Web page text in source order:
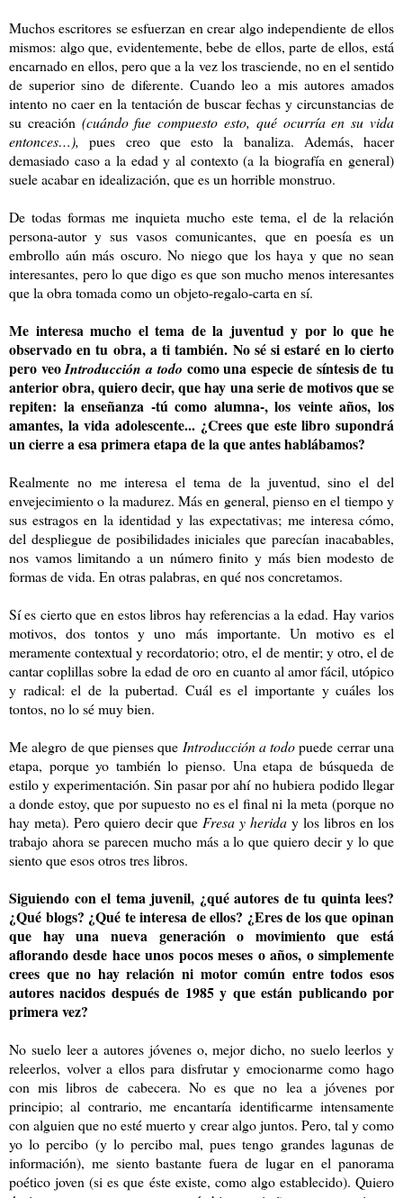
Muchos escritores se esfuerzan en crear algo independiente de ellos
mismos: algo que, evidentemente, bebe de ellos, parte de ellos, está
encarnado en ellos, pero que a la vez los trasciende, no en el sentido
de superior sino de diferente. Cuando leo a mis autores amados
intento no caer en la tentación de buscar fechas y circunstancias de
su creación (cuándo fue compuesto esto, qué ocurría en su vida
entonces…), pues creo que esto la banaliza. Además, hacer
demasiado caso a la edad y al contexto (a la biografía en general)
suele acabar en idealización, que es un horrible monstruo.
De todas formas me inquieta mucho este tema, el de la relación
persona-autor y sus vasos comunicantes, que en poesía es un
embrollo aún más oscuro. No niego que los haya y que no sean
interesantes, pero lo que digo es que son mucho menos interesantes
que la obra tomada como un objeto-regalo-carta en sí.
Me interesa mucho el tema de la juventud y por lo que he
observado en tu obra, a ti también. No sé si estaré en lo cierto
pero veoIntroducción a todo como una especie de síntesis de tu
anterior obra, quiero decir, que hay una serie de motivos que se
repiten: la enseñanza -tú como alumna-, los veinte años, los
amantes, la vida adolescente... ¿Crees que este libro supondrá
un cierre a esa primera etapa de la que antes hablábamos?
Realmente no me interesa el tema de la juventud, sino el del
envejecimiento o la madurez. Más en general, pienso en el tiempo y
sus estragos en la identidad y las expectativas; me interesa cómo,
del despliegue de posibilidades iniciales que parecían inacabables,
nos vamos limitando a un número finito y más bien modesto de
formas de vida. En otras palabras, en qué nos concretamos.
Sí es cierto que en estos libros hay referencias a la edad. Hay varios
motivos, dos tontos y uno más importante. Un motivo es el
meramente contextual y recordatorio; otro, el de mentir; y otro, el de
cantar coplillas sobre la edad de oro en cuanto al amor fácil, utópico
y radical: el de la pubertad. Cuál es el importante y cuáles los
tontos, no lo sé muy bien.
Me alegro de que pienses que Introducción a todopuede cerrar una
etapa, porque yo también lo pienso. Una etapa de búsqueda de
estilo y experimentación. Sin pasar por ahí no hubiera podido llegar
a donde estoy, que por supuesto no es el final ni la meta (porque no
hay meta). Pero quiero decir que Fresa y herida y los libros en los
trabajo ahora se parecen mucho más a lo que quiero decir y lo que
siento que esos otros tres libros.
Siguiendo con el tema juvenil, ¿qué autores de tu quinta lees?
¿Qué blogs? ¿Qué te interesa de ellos? ¿Eres de los que opinan
que hay una nueva generación o movimiento que está
aflorando desde hace unos pocos meses o años, o simplemente
crees que no hay relación ni motor común entre todos esos
autores nacidos después de 1985 y que están publicando por
primera vez?
No suelo leer a autores jóvenes o, mejor dicho, no suelo leerlos y
releerlos, volver a ellos para disfrutar y emocionarme como hago
con mis libros de cabecera. No es que no lea a jóvenes por
principio; al contrario, me encantaría identificarme intensamente
con alguien que no esté muerto y crear algo juntos. Pero, tal y como
yo lo percibo (y lo percibo mal, pues tengo grandes lagunas de
información), me siento bastante fuera de lugar en el panorama
poético joven (si es que éste existe, como algo establecido). Quiero